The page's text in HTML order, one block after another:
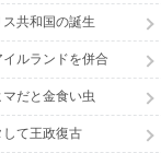
共和国の誕生
ルランドを併合
だと金食い虫
て王政復古